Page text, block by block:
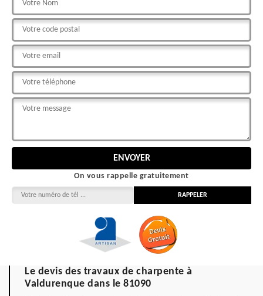
On vous rappelle gratuitement
Le devis des travaux de charpente à
Valdurenque dans le 81090